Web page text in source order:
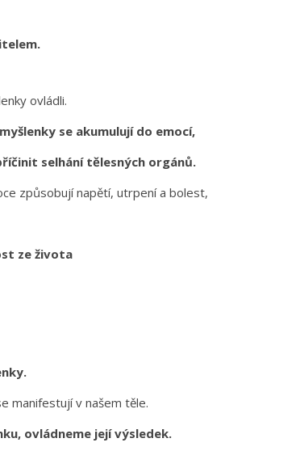
ovládli.
se akumulují do emocí,
selhání tělesných orgánů.
způsobují napětí, utrpení a bolest,
ze života
manifestují v našem těle.
ovládneme její výsledek.